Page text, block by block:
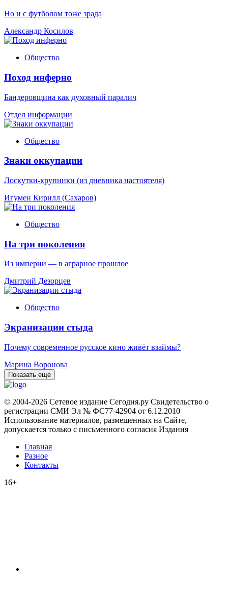
Но и с футболом тоже зрада
Александр Косилов
Общество
Поход инферно
Бандеровщина как духовный паралич
Отдел информации
Общество
Знаки оккупации
Лоскутки-крупинки (из дневника настоятеля)
Игумен Кирилл (Сахаров)
Общество
На три поколения
Из империи — в аграрное прошлое
Дмитрий Дезорцев
Общество
Экранизации стыда
Почему современное русское кино живёт взаймы?
Марина Воронова
Показать еще
© 2004-2026 Сетевое издание Сегодня.ру Свидетельство о
регистрации СМИ Эл № ФС77-42904 от 6.12.2010
Использование материалов, размещенных на Сайте,
допускается только с письменного согласия Издания
Главная
Разное
Контакты
16+